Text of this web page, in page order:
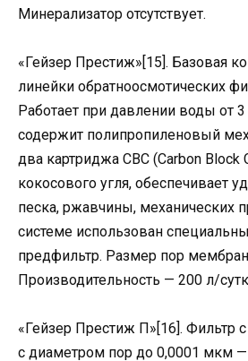
Минерализатор отсутствует.
«Гейзер Престиж»[15]. Базовая
линейки обратноосмотических
Работает при давлении воды от
содержит полипропиленовый
два картриджа CBC (Carbon Block
кокосового угля, обеспечивает
песка, ржавчины, механических
системе использован
предфильтр. Размер пор
Производительность — 200 л/
«Гейзер Престиж П»[16]. Фильтр
с диаметром пор до 0,0001 мкм —